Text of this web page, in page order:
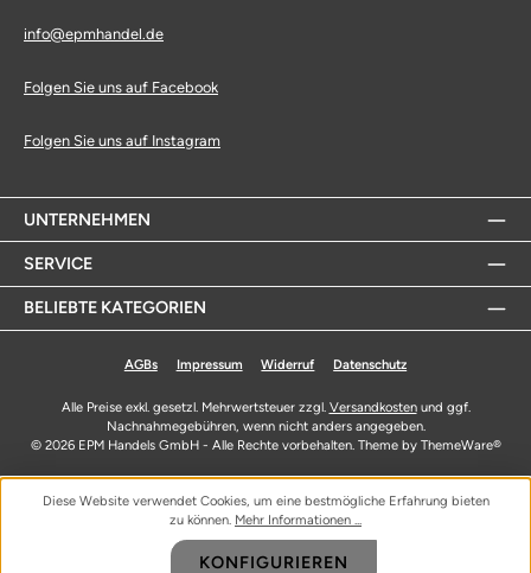
info@epmhandel.de
Folgen Sie uns auf Facebook
Folgen Sie uns auf Instagram
UNTERNEHMEN
SERVICE
BELIEBTE KATEGORIEN
AGBs Impressum Widerruf Datenschutz
Alle Preise exkl. gesetzl. Mehrwertsteuer zzgl. Versandkostenund ggf.
Nachnahmegebühren, wenn nicht anders angegeben.
© 2026 EPM Handels GmbH - Alle Rechte vorbehalten. Theme by ThemeWare®
Diese Website verwendet Cookies, um eine bestmögliche Erfahrung bieten
zu können. Mehr Informationen ...
KONFIGURIEREN